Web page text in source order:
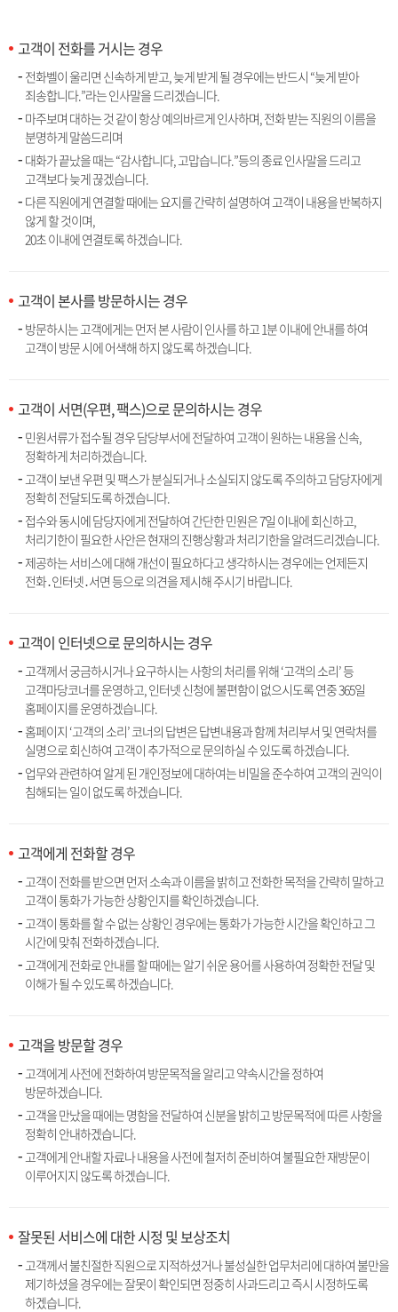
고객이 전화를 거시는 경우
전화벨이 울리면 신속하게 받고, 늦게 받게 될 경우에는 반드시 “늦게 받아
죄송합니다.”라는 인사말을 드리겠습니다.
마주보며 대하는 것 같이 항상 예의바르게 인사하며, 전화 받는 직원의 이름을
분명하게 말씀드리며
대화가 끝났을 때는 “감사합니다, 고맙습니다.”등의 종료 인사말을 드리고
고객보다 늦게 끊겠습니다.
다른 직원에게 연결할 때에는 요지를 간략히 설명하여 고객이 내용을 반복하지
않게 할 것이며,
20초 이내에 연결토록 하겠습니다.
고객이 본사를 방문하시는 경우
방문하시는 고객에게는 먼저 본 사람이 인사를 하고 1분 이내에 안내를 하여
고객이 방문 시에 어색해 하지 않도록 하겠습니다.
고객이 서면(우편, 팩스)으로 문의하시는 경우
민원서류가 접수될 경우 담당부서에 전달하여 고객이 원하는 내용을 신속,
정확하게 처리하겠습니다.
고객이 보낸 우편 및 팩스가 분실되거나 소실되지 않도록 주의하고 담당자에게
정확히 전달되도록 하겠습니다.
접수와 동시에 담당자에게 전달하여 간단한 민원은 7일 이내에 회신하고,
처리기한이 필요한 사안은 현재의 진행상황과 처리기한을 알려드리겠습니다.
제공하는 서비스에 대해 개선이 필요하다고 생각하시는 경우에는 언제든지
전화․인터넷․서면 등으로 의견을 제시해 주시기 바랍니다.
고객이 인터넷으로 문의하시는 경우
고객께서 궁금하시거나 요구하시는 사항의 처리를 위해 ‘고객의 소리’ 등
고객마당코너를 운영하고, 인터넷 신청에 불편함이 없으시도록 연중 365일
홈페이지를 운영하겠습니다.
홈페이지 ‘고객의 소리’ 코너의 답변은 답변내용과 함께 처리부서 및 연락처를
실명으로 회신하여 고객이 추가적으로 문의하실 수 있도록 하겠습니다.
업무와 관련하여 알게 된 개인정보에 대하여는 비밀을 준수하여 고객의 권익이
침해되는 일이 없도록 하겠습니다.
고객에게 전화할 경우
고객이 전화를 받으면 먼저 소속과 이름을 밝히고 전화한 목적을 간략히 말하고
고객이 통화가 가능한 상황인지를 확인하겠습니다.
고객이 통화를 할 수 없는 상황인 경우에는 통화가 가능한 시간을 확인하고 그
시간에 맞춰 전화하겠습니다.
고객에게 전화로 안내를 할 때에는 알기 쉬운 용어를 사용하여 정확한 전달 및
이해가 될 수 있도록 하겠습니다.
고객을 방문할 경우
고객에게 사전에 전화하여 방문목적을 알리고 약속시간을 정하여
방문하겠습니다.
고객을 만났을 때에는 명함을 전달하여 신분을 밝히고 방문목적에 따른 사항을
정확히 안내하겠습니다.
고객에게 안내할 자료나 내용을 사전에 철저히 준비하여 불필요한 재방문이
이루어지지 않도록 하겠습니다.
잘못된 서비스에 대한 시정 및 보상조치
고객께서 불친절한 직원으로 지적하셨거나 불성실한 업무처리에 대하여 불만을
제기하셨을 경우에는 잘못이 확인되면 정중히 사과드리고 즉시 시정하도록
하겠습니다.